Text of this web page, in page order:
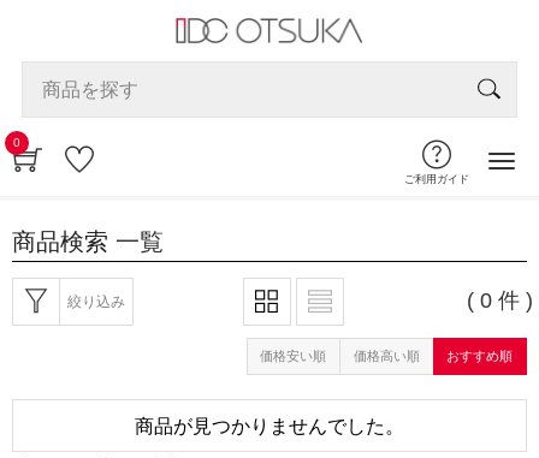
0
ご利用ガイド
商品検索 一覧
絞り込み ( 0 件 )
価格安い順 価格高い順 おすすめ順
商品が見つかりませんでした。